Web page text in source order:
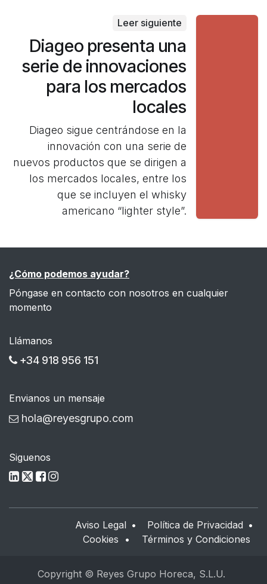
Leer siguiente
Diageo presenta una
serie de innovaciones
para los mercados
locales
Diageo sigue centrándose en la
innovación con una serie de
nuevos productos que se dirigen a
los mercados locales, entre los
que se incluyen el whisky
americano “lighter style”.
¿Cómo podemos ayudar?
Póngase en contacto con nosotros en cualquier
momento
Llámanos
+34 918 956 151
Envianos un mensaje
hola@reyesgrupo.com
Siguenos
Aviso Legal • Política de Privacidad •
Cookies • Términos y Condiciones
Copyright © Reyes Grupo Horeca, S.L.U.